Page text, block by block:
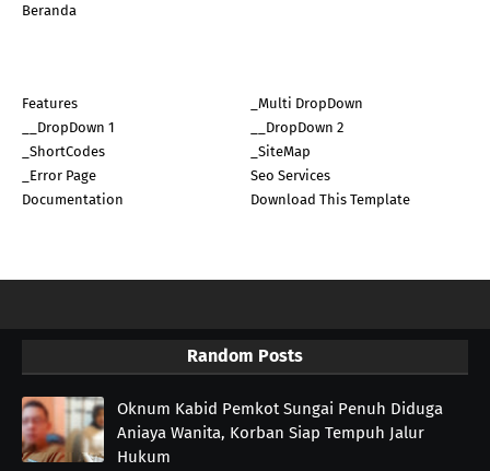
Beranda
Features
_Multi DropDown
__DropDown 1
__DropDown 2
_ShortCodes
_SiteMap
_Error Page
Seo Services
Documentation
Download This Template
Random Posts
Oknum Kabid Pemkot Sungai Penuh Diduga
Aniaya Wanita, Korban Siap Tempuh Jalur
Hukum